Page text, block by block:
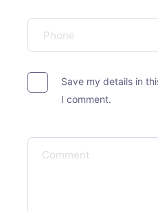
Save my details in
I comment.